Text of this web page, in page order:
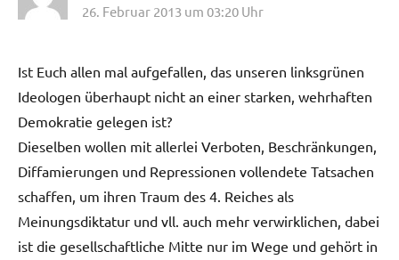
26. Februar 2013 um 03:20 Uhr
Ist Euch allen mal aufgefallen, das unseren linksgrünen
Ideologen überhaupt nicht an einer starken, wehrhaften
Demokratie gelegen ist?
Dieselben wollen mit allerlei Verboten, Beschränkungen,
Diffamierungen und Repressionen vollendete Tatsachen
schaffen, um ihren Traum des 4. Reiches als
Meinungsdiktatur und vll. auch mehr verwirklichen, dabei
ist die gesellschaftliche Mitte nur im Wege und gehört in